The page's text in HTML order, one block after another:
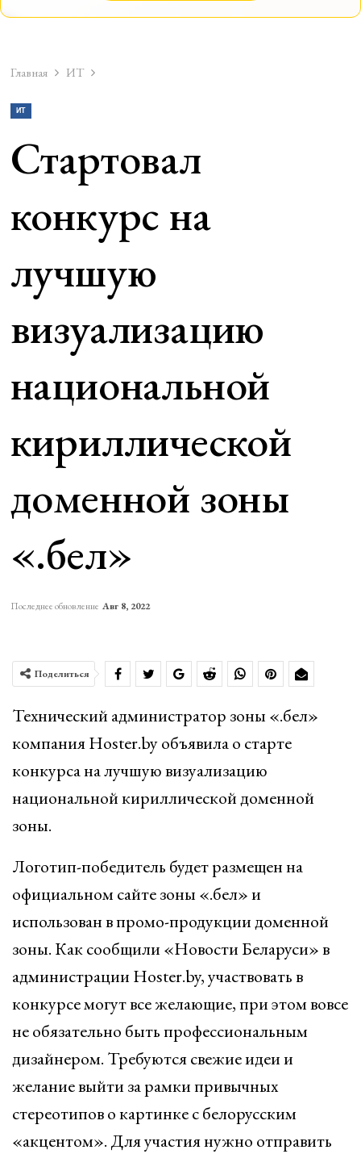
Главная ИТ
ИТ
Стартовал
конкурс на
лучшую
визуализацию
национальной
кириллической
доменной зоны
«.бел»
Последнее обновление Авг 8, 2022
Поделиться
Технический администратор зоны «.бел»
компания Hoster.by объявила о старте
конкурса на лучшую визуализацию
национальной кириллической доменной
зоны.
Логотип-победитель будет размещен на
официальном сайте зоны «.бел» и
использован в промо-продукции доменной
зоны. Как сообщили «Новости Беларуси» в
администрации Hoster.by, участвовать в
конкурсе могут все желающие, при этом вовсе
не обязательно быть профессиональным
дизайнером. Требуются свежие идеи и
желание выйти за рамки привычных
стереотипов о картинке с белорусским
«акцентом». Для участия нужно отправить